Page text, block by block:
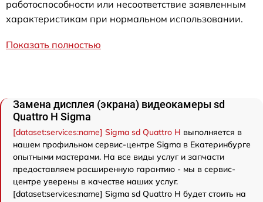
работоспособности или несоответствие заявленным
характеристикам при нормальном использовании.
Показать полностью
Замена дисплея (экрана) видеокамеры sd
Quattro H Sigma
[dataset:services:name] Sigma sd Quattro H выполняется в
нашем профильном сервис-центре Sigma в Екатеринбурге
опытными мастерами. На все виды услуг и запчасти
предоставляем расширенную гарантию - мы в сервис-
центре уверены в качестве наших услуг.
[dataset:services:name] Sigma sd Quattro H будет стоить на